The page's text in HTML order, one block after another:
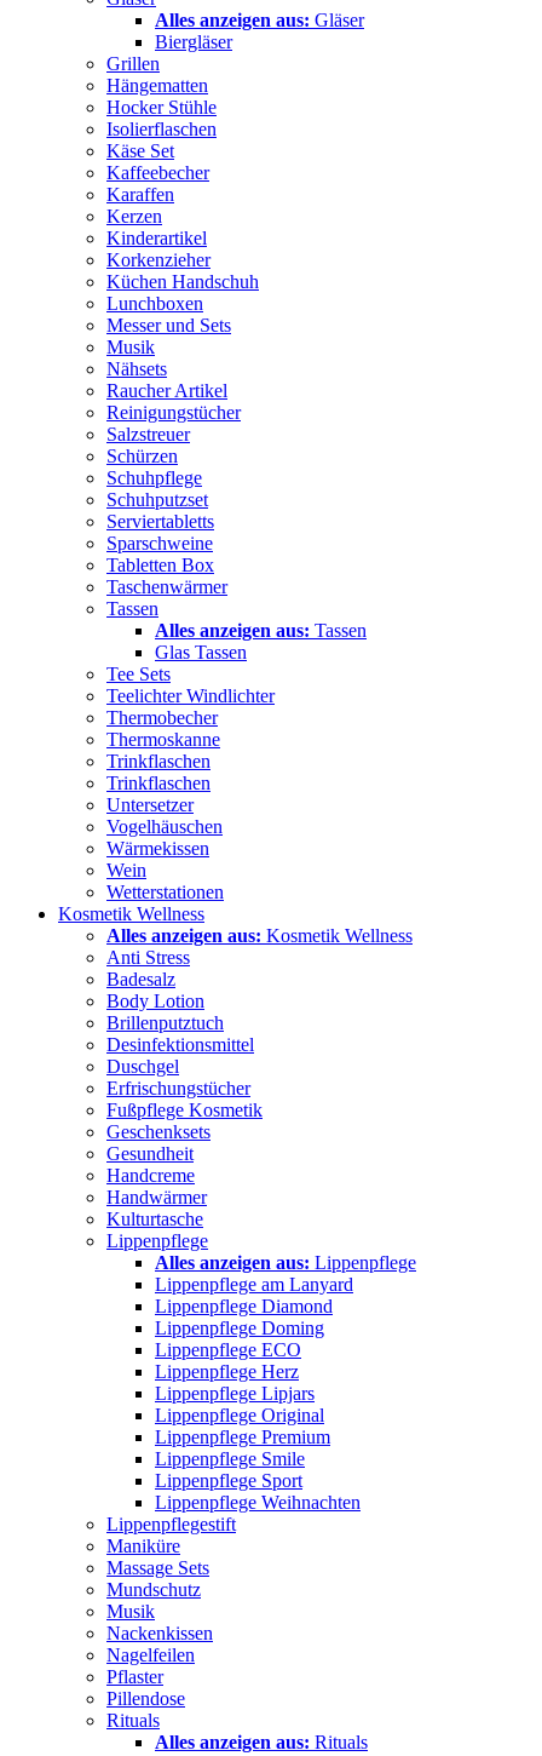
Alles anzeigen aus: Gläser
Biergläser
Grillen
Hängematten
Hocker Stühle
Isolierflaschen
Käse Set
Kaffeebecher
Karaffen
Kerzen
Kinderartikel
Korkenzieher
Küchen Handschuh
Lunchboxen
Messer und Sets
Musik
Nähsets
Raucher Artikel
Reinigungstücher
Salzstreuer
Schürzen
Schuhpflege
Schuhputzset
Serviertabletts
Sparschweine
Tabletten Box
Taschenwärmer
Tassen
Alles anzeigen aus: Tassen
Glas Tassen
Tee Sets
Teelichter Windlichter
Thermobecher
Thermoskanne
Trinkflaschen
Trinkflaschen
Untersetzer
Vogelhäuschen
Wärmekissen
Wein
Wetterstationen
Kosmetik Wellness
Alles anzeigen aus: Kosmetik Wellness
Anti Stress
Badesalz
Body Lotion
Brillenputztuch
Desinfektionsmittel
Duschgel
Erfrischungstücher
Fußpflege Kosmetik
Geschenksets
Gesundheit
Handcreme
Handwärmer
Kulturtasche
Lippenpflege
Alles anzeigen aus: Lippenpflege
Lippenpflege am Lanyard
Lippenpflege Diamond
Lippenpflege Doming
Lippenpflege ECO
Lippenpflege Herz
Lippenpflege Lipjars
Lippenpflege Original
Lippenpflege Premium
Lippenpflege Smile
Lippenpflege Sport
Lippenpflege Weihnachten
Lippenpflegestift
Maniküre
Massage Sets
Mundschutz
Musik
Nackenkissen
Nagelfeilen
Pflaster
Pillendose
Rituals
Alles anzeigen aus: Rituals